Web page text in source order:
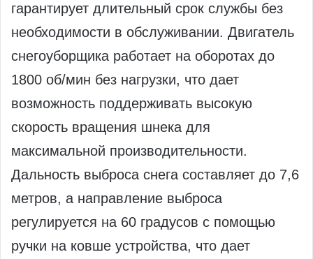
гарантирует длительный срок службы без
необходимости в обслуживании. Двигатель
снегоуборщика работает на оборотах до
1800 об/мин без нагрузки, что дает
возможность поддерживать высокую
скорость вращения шнека для
максимальной производительности.
Дальность выброса снега составляет до 7,6
метров, а направление выброса
регулируется на 60 градусов с помощью
ручки на ковше устройства, что дает